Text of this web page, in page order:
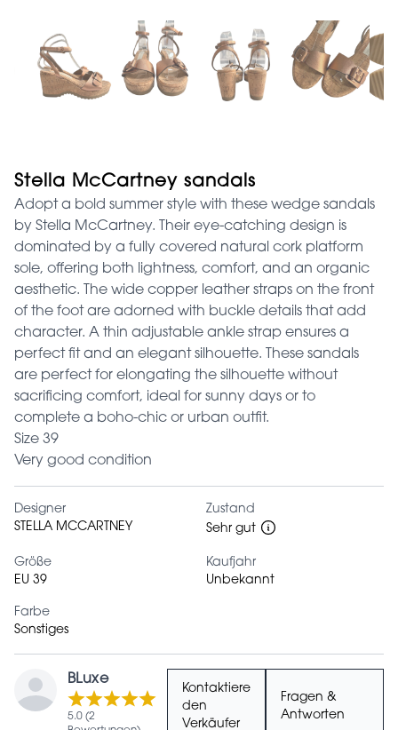
Stella McCartney sandals
Adopt a bold summer style with these wedge sandals
by Stella McCartney. Their eye-catching design is
dominated by a fully covered natural cork platform
sole, offering both lightness, comfort, and an organic
aesthetic. The wide copper leather straps on the front
of the foot are adorned with buckle details that add
character. A thin adjustable ankle strap ensures a
perfect fit and an elegant silhouette. These sandals
are perfect for elongating the silhouette without
sacrificing comfort, ideal for sunny days or to
complete a boho-chic or urban outfit.
Size 39
Very good condition
Designer
STELLA MCCARTNEY
Zustand
Sehr gut
Größe
EU 39
Kaufjahr
Unbekannt
Farbe
Sonstiges
BLuxe
5.0 (2
Kontaktiere
den
Verkäufer
Fragen &
Antworten